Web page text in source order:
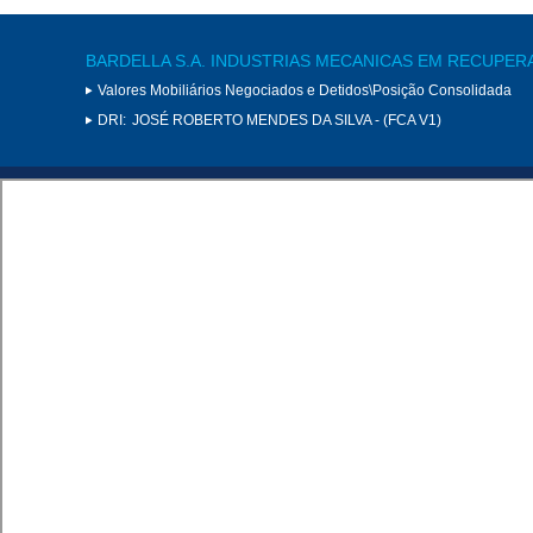
BARDELLA S.A. INDUSTRIAS MECANICAS EM
Valores Mobiliários Negociados e Detidos\Posição Consolidada
DRI: JOSÉ ROBERTO MENDES DA SILVA - (FCA V1)